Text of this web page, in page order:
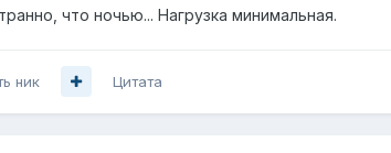
что ночью... Нагрузка минимальная.
ник Цитата